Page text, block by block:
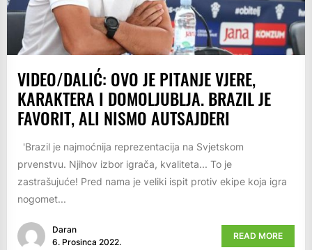
VIDEO/DALIĆ: OVO JE PITANJE VJERE,
KARAKTERA I DOMOLJUBLJA. BRAZIL JE
FAVORIT, ALI NISMO AUTSAJDERI
'Brazil je najmoćnija reprezentacija na Svjetskom
prvenstvu. Njihov izbor igrača, kvaliteta... To je
zastrašujuće! Pred nama je veliki ispit protiv ekipe koja igra
nogomet...
Daran
6. Prosinca 2022.
READ MORE